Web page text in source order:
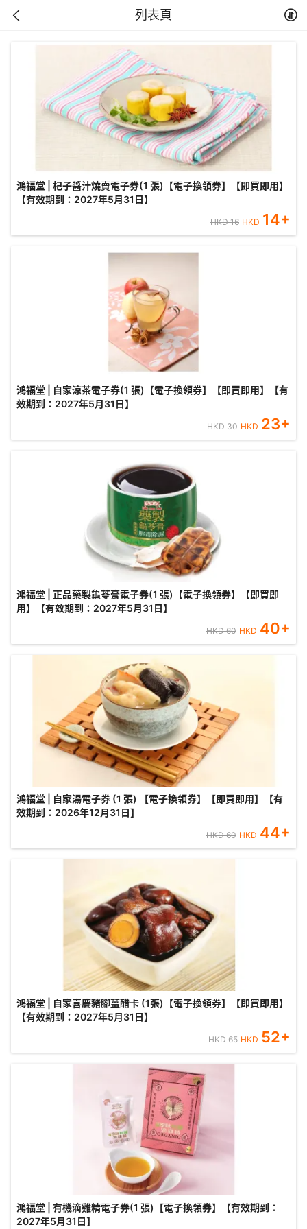
列表頁
鴻福堂 | 杞子醬汁燒賣電子券(1 張)【電子換領券】【即買即用】
【有效期到：2027年5月31日】
HKD16 HKD 14+
鴻福堂 | 自家涼茶電子券(1 張)【電子換領券】【即買即用】【有
效期到：2027年5月31日】
HKD30 HKD 23+
鴻福堂 | 正品藥製龜苓膏電子券(1 張)【電子換領券】【即買即
用】【有效期到：2027年5月31日】
HKD60 HKD 40+
鴻福堂 | 自家湯電子券 (1 張) 【電子換領券】【即買即用】【有
效期到：2026年12月31日】
HKD60 HKD 44+
鴻福堂 | 自家喜慶豬腳薑醋卡 (1張)【電子換領券】【即買即用】
【有效期到：2027年5月31日】
HKD65 HKD 52+
鴻福堂 | 有機滴雞精電子券(1 張)【電子換領券】【有效期到：
2027年5月31日】